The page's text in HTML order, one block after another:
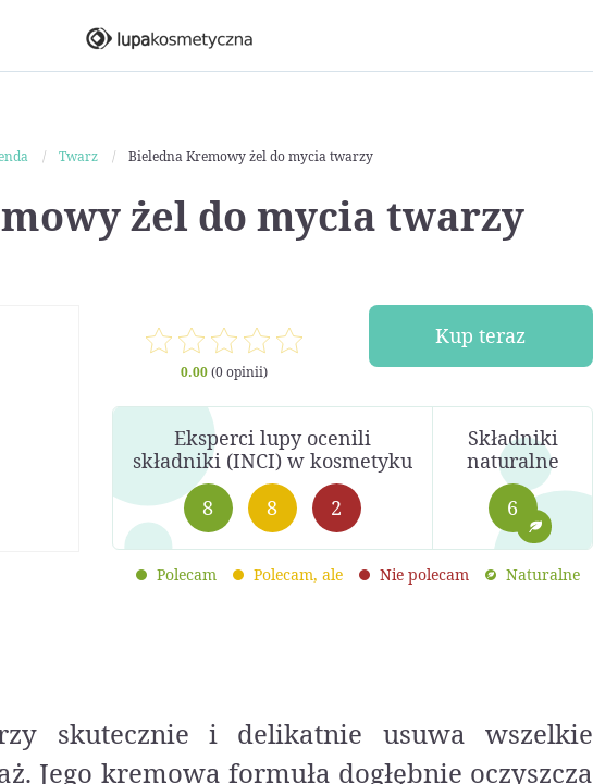
Twarz Bieledna Kremowy żel do mycia twarzy
żel do mycia twarzy
0.00(0 opinii)
Kup teraz
Eksperci lupy ocenili
składniki (INCI) w kosmetyku
8
8 2
Składniki
naturalne
6
Polecam Polecam, ale Nie polecam Naturalne
skutecznie i delikatnie usuwa wszelkie
Jego kremowa formuła dogłębnie oczyszcza